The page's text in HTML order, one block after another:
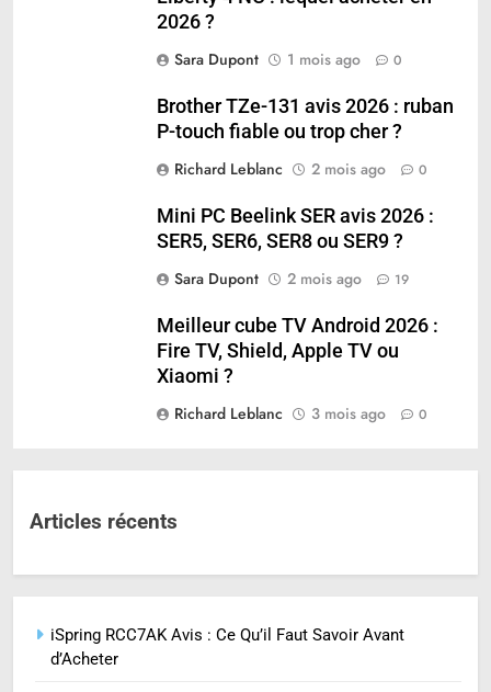
2026 ?
Sara Dupont
1 mois ago 0
Brother TZe-131 avis 2026 : ruban
P-touch fiable ou trop cher ?
Richard Leblanc
2 mois ago 0
Mini PC Beelink SER avis 2026 :
SER5, SER6, SER8 ou SER9 ?
Sara Dupont
2 mois ago 19
Meilleur cube TV Android 2026 :
Fire TV, Shield, Apple TV ou
Xiaomi ?
Richard Leblanc
3 mois ago 0
Articles récents
iSpring RCC7AK Avis : Ce Qu’il Faut Savoir Avant
d’Acheter